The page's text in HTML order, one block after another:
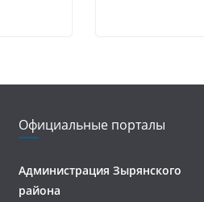
Официальные порталы
Администрация Зырянского
района